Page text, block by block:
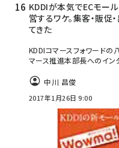
KDDIが本気でECモー
営するワケ。集客・販促
てきた
KDDIコマースフォワードの
マース推進本部長へのイン
中川 昌俊
2017年1月26日 9:00